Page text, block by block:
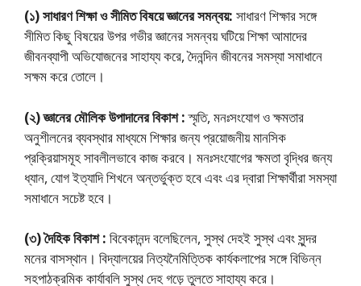
(১) সাধারণ শিক্ষা ও সীমিত বিষয়ে জ্ঞানের সমন্বয়: সাধারণ শিক্ষার সঙ্গে
সীমিত কিছু বিষয়ের উপর গভীর জ্ঞানের সমন্বয় ঘটিয়ে শিক্ষা আমাদের
জীবনব্যাপী অভিযোজনের সাহায্য করে, দৈনন্দিন জীবনের সমস্যা সমাধানে
সক্ষম করে তােলে।
(২) জ্ঞানের মৌলিক উপাদানের বিকাশ :স্মৃতি, মনঃসংযােগ ও ক্ষমতার
অনুশীলনের ব্যবস্থার মাধ্যমে শিক্ষার জন্য প্রয়ােজনীয় মানসিক
প্রক্রিয়াসমূহ সাবলীলভাবে কাজ করবে। মনঃসংযােগের ক্ষমতা বৃদ্ধির জন্য
ধ্যান, যােগ ইত্যাদি শিখনে অন্তর্ভুক্ত হবে এবং এর দ্বারা শিক্ষার্থীরা সমস্যা
সমাধানে সচেষ্ট হবে।
(৩) দৈহিক বিকাশ : বিবেকানন্দ বলেছিলেন, সুস্থ দেহই সুস্থ এবং সুন্দর
মনের বাসস্থান। বিদ্যালয়ের নিত্যনৈমিত্তিক কার্যকলাপের সঙ্গে বিভিন্ন
সহপাঠক্রমিক কার্যাবলি সুস্থ দেহ গড়ে তুলতে সাহায্য করে।